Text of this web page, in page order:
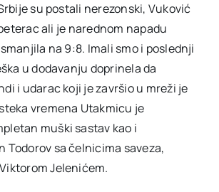
su postali nerezonski, Vuković
ali je narednom napadu
na 9:8. Imali smo i poslednji
u dodavanju doprinela da
i udarac koji je završio u mreži je
vremena Utakmicu je
muški sastav kao i
Todorov sa čelnicima saveza,
Jelenićem.